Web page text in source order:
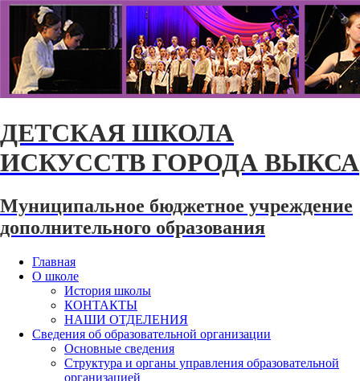
ДЕТСКАЯ ШКОЛА
ИСКУССТВ ГОРОДА ВЫКСА
Муниципальное бюджетное учреждение
дополнительного образования
Главная
О школе
История школы
КОНТАКТЫ
НАШИ ОТДЕЛЕНИЯ
Сведения об образовательной организации
Основные сведения
Структура и органы управления образовательной
организацией